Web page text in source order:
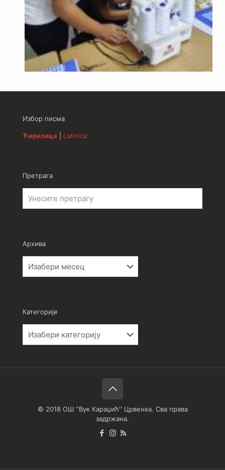
Избор писма
Ћирилица Latinica
Претрага
Архива
Категорије
© 2018 ОШ ''Вук Караџић'' Црвенка. Сва права
задржана.